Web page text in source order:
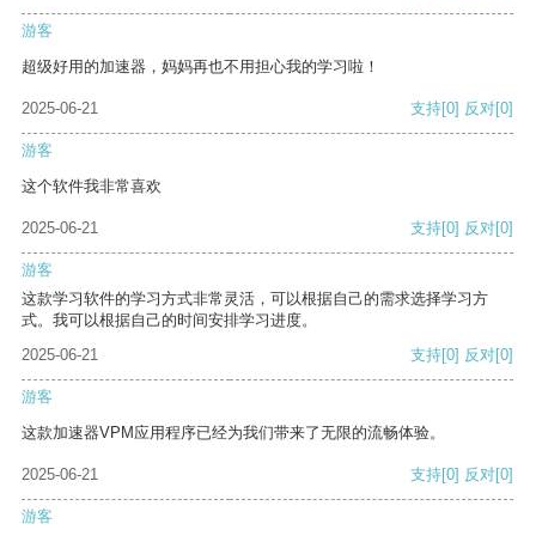
游客
超级好用的加速器，妈妈再也不用担心我的学习啦！
2025-06-21 支持[0] 反对[0]
游客
这个软件我非常喜欢
2025-06-21 支持[0] 反对[0]
游客
这款学习软件的学习方式非常灵活，可以根据自己的需求选择学习方
式。我可以根据自己的时间安排学习进度。
2025-06-21
支持[0] 反对[0]
游客
这款加速器VPM应用程序已经为我们带来了无限的流畅体验。
2025-06-21 支持[0] 反对[0]
游客